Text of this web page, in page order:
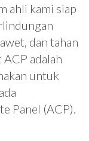
ahli kami siap
dan tahan
ACP adalah
untuk
Panel (ACP).